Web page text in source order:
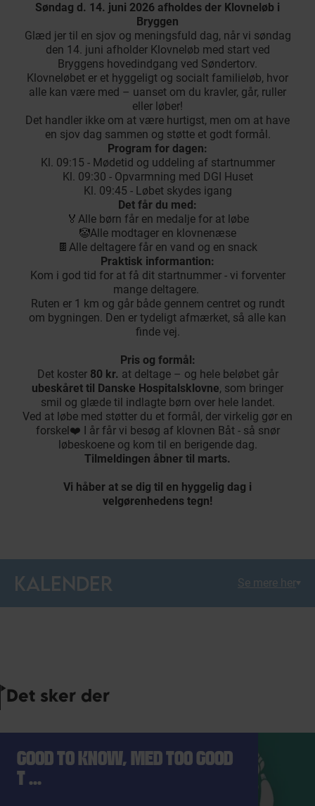
Søndag d. 14. juni 2026 afholdes der Klovneløb i
Bryggen
Glæd jer til en sjov og meningsfuld dag, når vi søndag
den 14. juni afholder Klovneløb med start ved
Bryggens hovedindgang ved Søndertorv.
Klovneløbet er et hyggeligt og socialt familieløb, hvor
alle kan være med – uanset om du kravler, går, ruller
eller løber!
Det handler ikke om at være hurtigst, men om at have
en sjov dag sammen og støtte et godt formål.
Program for dagen:
Kl. 09:15 - Mødetid og uddeling af startnummer
Kl. 09:30 - Opvarmning med DGI Huset
Kl. 09:45 - Løbet skydes igang
Det får du med:
​🏅Alle børn får en medalje for at løbe
​🤡Alle modtager en klovnenæse
​🍫Alle deltagere får en vand og en snack
Praktisk informantion:
Kom i god tid for at få dit startnummer - vi forventer
mange deltagere.
Ruten er 1 km og går både gennem centret og rundt
om bygningen. Den er tydeligt afmærket, så alle kan
finde vej.
Pris og formål:
Det koster 80 kr. at deltage – og hele beløbet går
ubeskåret til Danske Hospitalsklovne, som bringer
smil og glæde til indlagte børn over hele landet.
Ved at løbe med støtter du et formål, der virkelig gør en
forskel❤️ I år får vi besøg af klovnen Båt - så snør
løbeskoene og kom til en berigende dag.
Tilmeldingen åbner til marts.
Vi håber at se dig til en hyggelig dag i
velgørenhedens tegn!
KALENDER Se mere her
Det sker der
GOOD TO KNOW, MED TOO GOOD
T ...